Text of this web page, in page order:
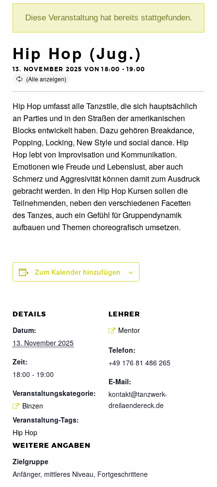
Diese Veranstaltung hat bereits stattgefunden.
Hip Hop (Jug.)
13. NOVEMBER 2025 VON 18:00 -19:00
Hip Hop umfasst alle Tanzstile, die sich hauptsächlich
an Parties und in den Straßen der amerikanischen
Blocks entwickelt haben. Dazu gehören Breakdance,
Popping, Locking, New Style und social dance. Hip
Hop lebt von Improvisation und Kommunikation.
Emotionen wie Freude und Lebenslust, aber auch
Schmerz und Aggresivität können damit zum Ausdruck
gebracht werden. In den Hip Hop Kursen sollen die
Teilnehmenden, neben den verschiedenen Facetten
des Tanzes, auch ein Gefühl für Gruppendynamik
aufbauen und Themen choreografisch umsetzen.
Zum Kalender hinzufügen
DETAILS
Datum:
13. November 2025
Zeit:
18:00 - 19:00
Veranstaltungskategorie:
Binzen
Veranstaltung-Tags:
Hip Hop
LEHRER
Mentor
Telefon:
+49 176 81 486 265
E-Mail:
kontakt@tanzwerk-
dreilaendereck.de
WEITERE ANGABEN
Zielgruppe
Anfänger, mittleres Niveau, Fortgeschrittene